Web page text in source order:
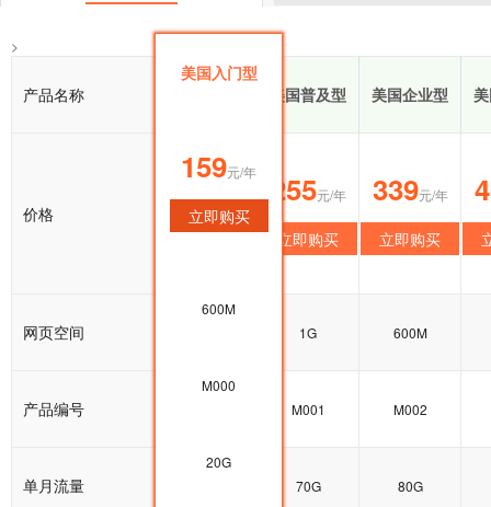
>
产品名称 美国普及型 美国企业型
价格
159
立即购买
255元/年
立即购买
339元/年
立即购买
网页空间 1G 600M
产品编号 M001 M002
单月流量 70G 80G
美国入门型
159元/年
立即购买
600M
M000
20G